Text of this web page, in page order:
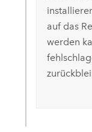
auf das
werden